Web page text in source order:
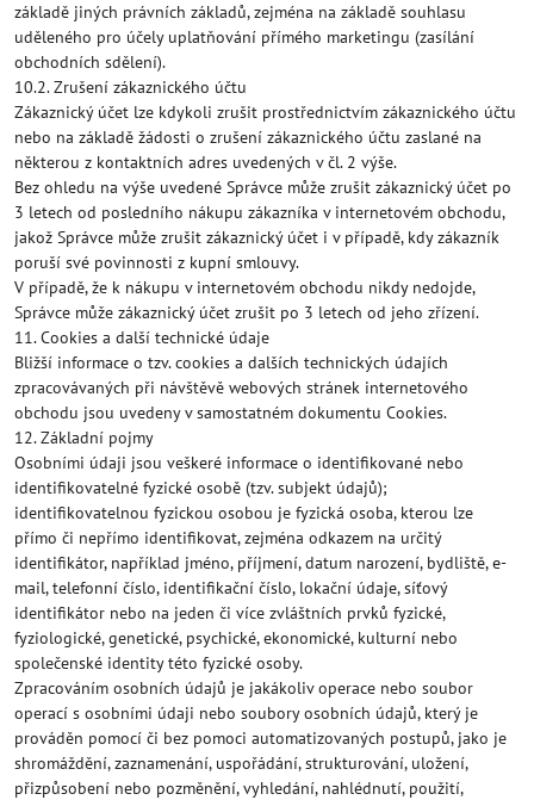
základě jiných právních základů, zejména na základě souhlasu
uděleného pro účely uplatňování přímého marketingu (zasílání
obchodních sdělení).
10.2. Zrušení zákaznického účtu
Zákaznický účet lze kdykoli zrušit prostřednictvím zákaznického účtu
nebo na základě žádosti o zrušení zákaznického účtu zaslané na
některou z kontaktních adres uvedených v čl. 2 výše.
Bez ohledu na výše uvedené Správce může zrušit zákaznický účet po
3 letech od posledního nákupu zákazníka v internetovém obchodu,
jakož Správce může zrušit zákaznický účet i v případě, kdy zákazník
poruší své povinnosti z kupní smlouvy.
V případě, že k nákupu v internetovém obchodu nikdy nedojde,
Správce může zákaznický účet zrušit po 3 letech od jeho zřízení.
11. Cookies a další technické údaje
Bližší informace o tzv. cookies a dalších technických údajích
zpracovávaných při návštěvě webových stránek internetového
obchodu jsou uvedeny v samostatném dokumentu Cookies.
12. Základní pojmy
Osobními údaji jsou veškeré informace o identifikované nebo
identifikovatelné fyzické osobě (tzv. subjekt údajů);
identifikovatelnou fyzickou osobou je fyzická osoba, kterou lze
přímo či nepřímo identifikovat, zejména odkazem na určitý
identifikátor, například jméno, příjmení, datum narození, bydliště, e-
mail, telefonní číslo, identifikační číslo, lokační údaje, síťový
identifikátor nebo na jeden či více zvláštních prvků fyzické,
fyziologické, genetické, psychické, ekonomické, kulturní nebo
společenské identity této fyzické osoby.
Zpracováním osobních údajů je jakákoliv operace nebo soubor
operací s osobními údaji nebo soubory osobních údajů, který je
prováděn pomocí či bez pomoci automatizovaných postupů, jako je
shromáždění, zaznamenání, uspořádání, strukturování, uložení,
přizpůsobení nebo pozměnění, vyhledání, nahlédnutí, použití,